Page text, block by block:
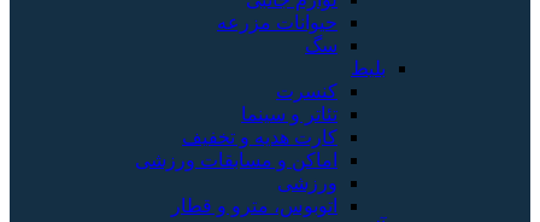
حیوانات مزرعه
سگ
بلیط
کنسرت
تئاتر و سینما
کارت هدیه و تخفیف
اماکن و مسابقات ورزشی
ورزشی
اتوبوس، مترو و قطار